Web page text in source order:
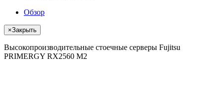
Обзор
×Закрыть
Высокопроизводительные стоечные серверы Fujitsu
PRIMERGY RX2560 M2